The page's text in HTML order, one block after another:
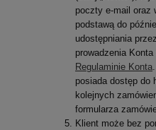
poczty e-mail oraz
podstawą do
udostępniania
prowadzenia
Regulaminie Konta
posiada dostęp do
kolejnych
formularza
Klient może bez